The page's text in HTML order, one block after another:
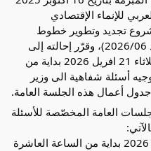
للإنماء الإقتصادي
تجديد وتطوير خطوط
السكة الحديدية لنقل الفسفاط (عدد 2026/06)، وقرّر إحالته إلى
الجلسة العامة المزمع عقدها يوم الثلاثاء 21 افريل 2026 بداية من
أسئلة شفاهية الى وزير
أعمال هذه الجلسة العامة.
العامة المخصّصة للأسئلة
جلسة عامة يوم الجمعة 03 افريل 2026 بداية من الساعة العاشرة